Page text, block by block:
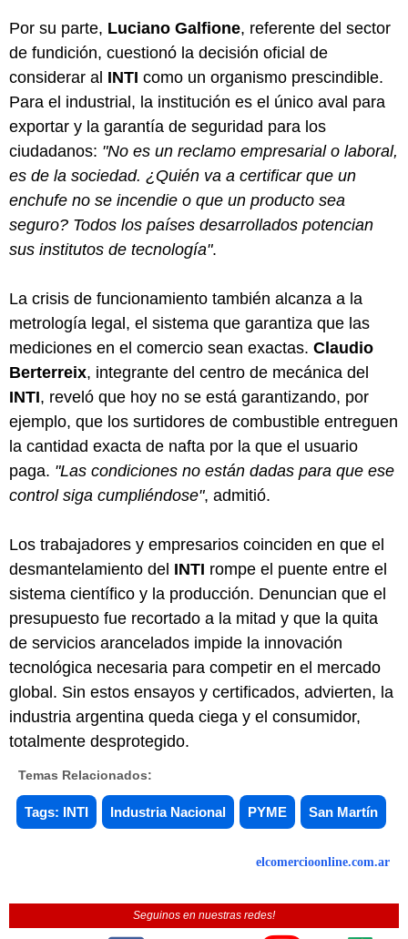
Por su parte, Luciano Galfione, referente del sector
de fundición, cuestionó la decisión oficial de
considerar al INTI como un organismo prescindible.
Para el industrial, la institución es el único aval para
exportar y la garantía de seguridad para los
ciudadanos: "No es un reclamo empresarial o laboral,
es de la sociedad. ¿Quién va a certificar que un
enchufe no se incendie o que un producto sea
seguro? Todos los países desarrollados potencian
sus institutos de tecnología".
La crisis de funcionamiento también alcanza a la
metrología legal, el sistema que garantiza que las
mediciones en el comercio sean exactas. Claudio
Berterreix, integrante del centro de mecánica del
INTI, reveló que hoy no se está garantizando, por
ejemplo, que los surtidores de combustible entreguen
la cantidad exacta de nafta por la que el usuario
paga. "Las condiciones no están dadas para que ese
control siga cumpliéndose", admitió.
Los trabajadores y empresarios coinciden en que el
desmantelamiento del INTI rompe el puente entre el
sistema científico y la producción. Denuncian que el
presupuesto fue recortado a la mitad y que la quita
de servicios arancelados impide la innovación
tecnológica necesaria para competir en el mercado
global. Sin estos ensayos y certificados, advierten, la
industria argentina queda ciega y el consumidor,
totalmente desprotegido.
Temas Relacionados:
Tags: INTI Industria Nacional PYME San Martín
elcomercioonline.com.ar
Seguinos en nuestras redes!